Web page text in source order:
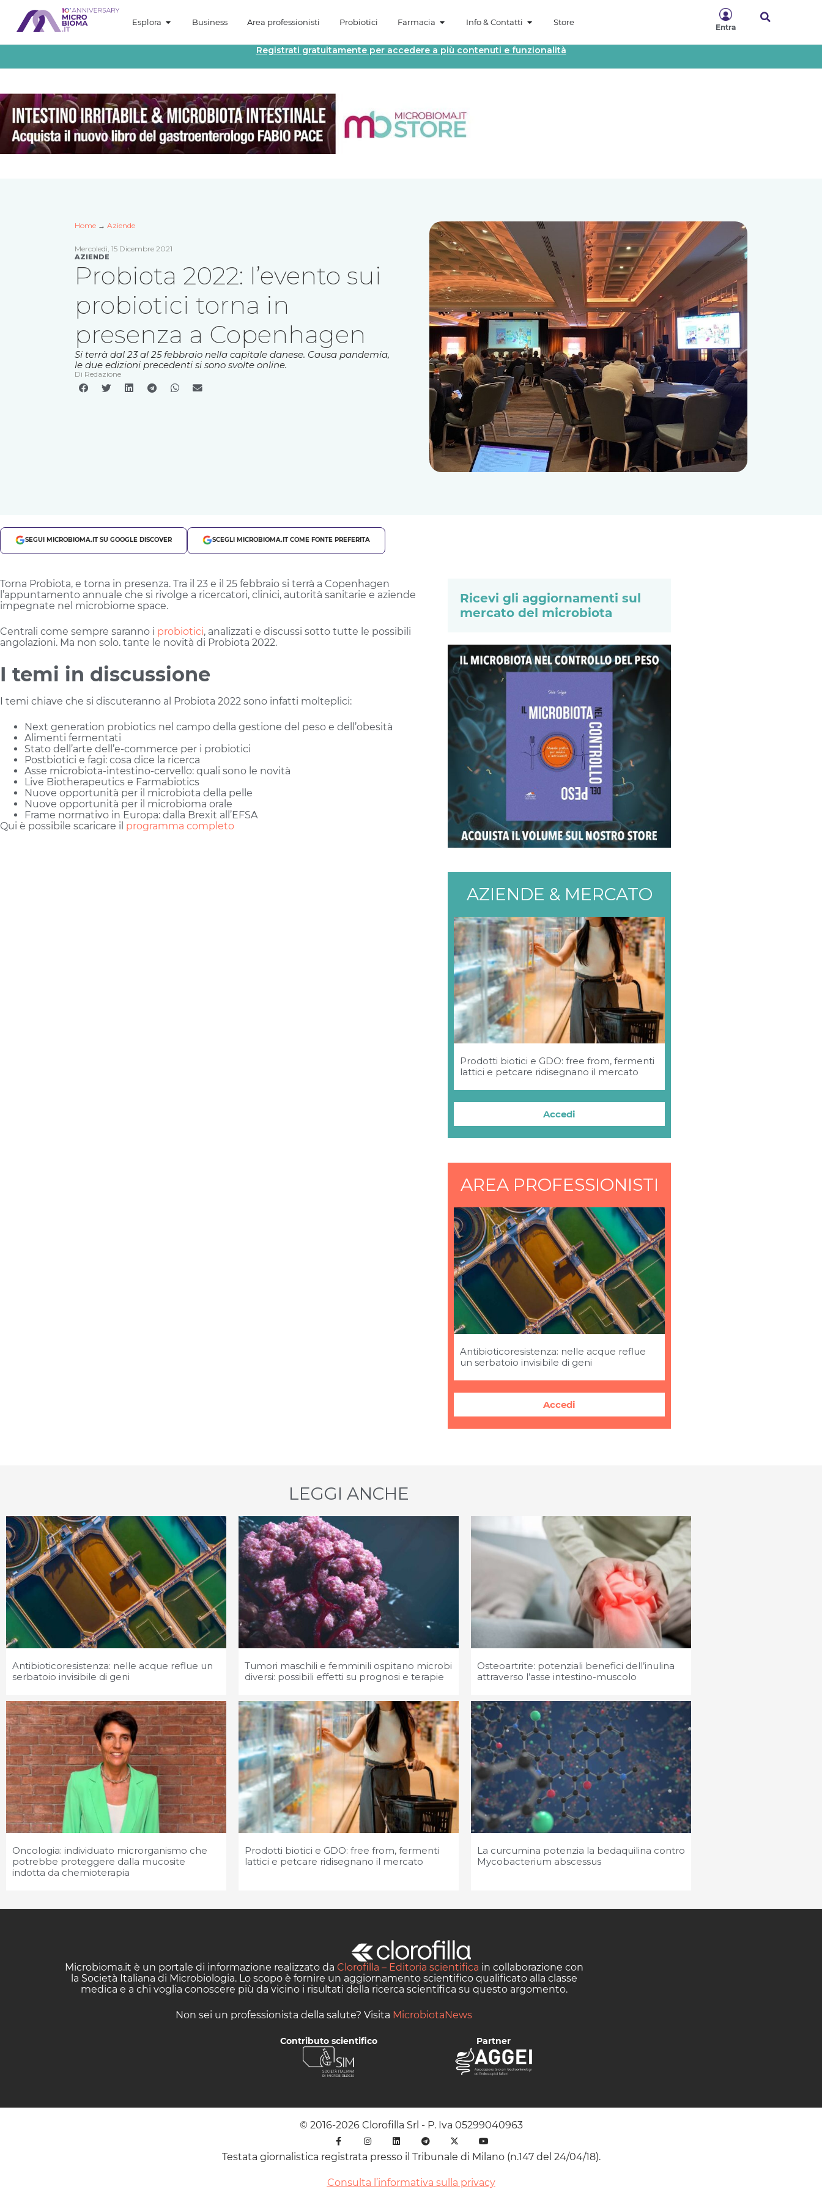
Esplora Business Area professionisti Probiotici Farmacia Info & Contatti Store
Entra
Registrati gratuitamente per accedere a più contenuti e funzionalità
Home → Aziende
Mercoledì, 15 Dicembre 2021
AZIENDE
Probiota 2022: l’evento sui
probiotici torna in
presenza a Copenhagen
Si terrà dal 23 al 25 febbraio nella capitale danese. Causa pandemia,
le due edizioni precedenti si sono svolte online.
Di Redazione
SEGUI MICROBIOMA.IT SU GOOGLE DISCOVER SCEGLI MICROBIOMA.IT COME FONTE PREFERITA
Torna Probiota, e torna in presenza. Tra il 23 e il 25 febbraio si terrà a Copenhagen
l’appuntamento annuale che si rivolge a ricercatori, clinici, autorità sanitarie e aziende
impegnate nel microbiome space.
Centrali come sempre saranno i probiotici, analizzati e discussi sotto tutte le possibili
angolazioni. Ma non solo. tante le novità di Probiota 2022.
I temi in discussione
I temi chiave che si discuteranno al Probiota 2022 sono infatti molteplici:
Next generation probiotics nel campo della gestione del peso e dell’obesità
Alimenti fermentati
Stato dell’arte dell’e-commerce per i probiotici
Postbiotici e fagi: cosa dice la ricerca
Asse microbiota-intestino-cervello: quali sono le novità
Live Biotherapeutics e Farmabiotics
Nuove opportunità per il microbiota della pelle
Nuove opportunità per il microbioma orale
Frame normativo in Europa: dalla Brexit all’EFSA
Qui è possibile scaricare il programma completo
Ricevi gli aggiornamenti sul
mercato del microbiota
AZIENDE & MERCATO
Prodotti biotici e GDO: free from, fermenti
lattici e petcare ridisegnano il mercato
Accedi
AREA PROFESSIONISTI
Antibioticoresistenza: nelle acque reflue
un serbatoio invisibile di geni
Accedi
LEGGI ANCHE
Antibioticoresistenza: nelle acque reflue un
serbatoio invisibile di geni
Tumori maschili e femminili ospitano microbi
diversi: possibili effetti su prognosi e terapie
Osteoartrite: potenziali benefici dell’inulina
attraverso l’asse intestino-muscolo
Oncologia: individuato microrganismo che
potrebbe proteggere dalla mucosite
indotta da chemioterapia
Prodotti biotici e GDO: free from, fermenti
lattici e petcare ridisegnano il mercato
La curcumina potenzia la bedaquilina contro
Mycobacterium abscessus
Microbioma.it è un portale di informazione realizzato da Clorofilla – Editoria scientifica in collaborazione con
la Società Italiana di Microbiologia. Lo scopo è fornire un aggiornamento scientifico qualificato alla classe
medica e a chi voglia conoscere più da vicino i risultati della ricerca scientifica su questo argomento.
Non sei un professionista della salute? Visita MicrobiotaNews
Contributo scientifico Partner
© 2016-2026 Clorofilla Srl - P. Iva 05299040963
Testata giornalistica registrata presso il Tribunale di Milano (n.147 del 24/04/18).
Consulta l’informativa sulla privacy